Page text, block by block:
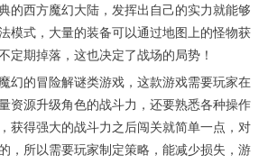
的西方魔幻大陆，发挥出自己的实力就能够
模式，大量的装备可以通过地图上的怪物获
定期掉落，这也决定了战场的局势！
幻的冒险解谜类游戏，这款游戏需要玩家在
资源升级角色的战斗力，还要熟悉各种操作
获得强大的战斗力之后闯关就简单一点，对
，所以需要玩家制定策略，能减少损失，游